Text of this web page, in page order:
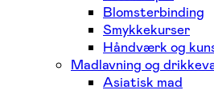
Blomsterbinding
Smykkekurser
Håndværk og
Madlavning og
Asiatisk mad